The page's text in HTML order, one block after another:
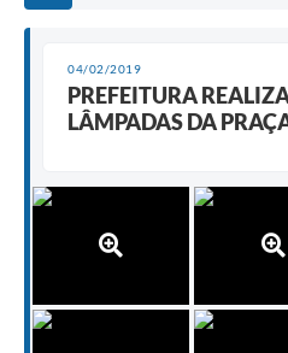
04/02/2019
PREFEITURA
LÂMPADAS DA